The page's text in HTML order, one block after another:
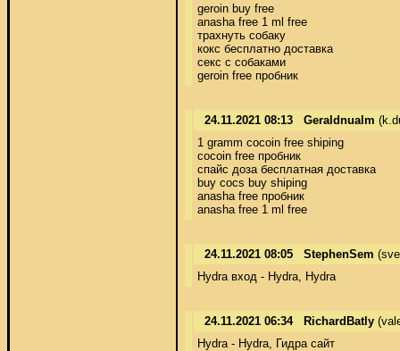
geroin buy free
anasha free 1 ml free
трахнуть собаку
кокс бесплатно доставка
секс с собаками
geroin free пробник
24.11.2021 08:13 Geraldnualm
1 gramm cocoin free shiping
cocoin free пробник
спайс доза бесплатная доставка
buy cocs buy shiping
anasha free пробник
anasha free 1 ml free
24.11.2021 08:05 StephenSem
Hydra вход - Hydra, Hydra
24.11.2021 06:34 RichardBatly
Hydra - Hydra, Гидра сайт